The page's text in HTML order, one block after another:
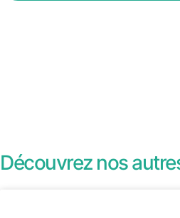
Découvrez nos